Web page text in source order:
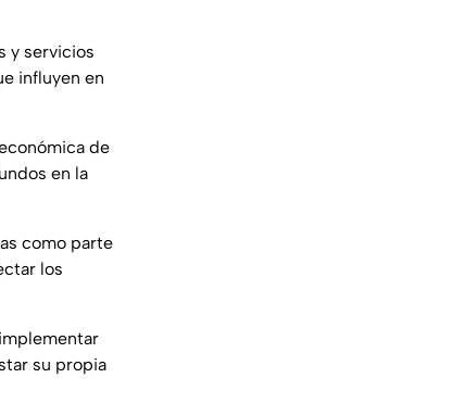
y servicios
influyen en
de
en la
como parte
los
su propia